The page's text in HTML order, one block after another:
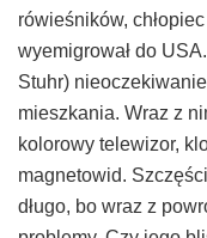
rówieśników,
wyemigrował do
Stuhr)
mieszkania. Wraz z
kolorowy telewizor,
magnetowid.
długo, bo wraz z